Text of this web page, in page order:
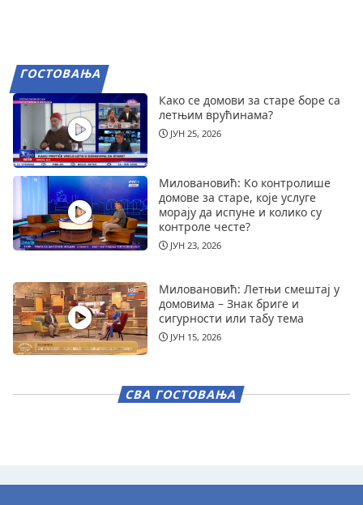
ГОСТОВАЊА
Како се домови за старе боре са
летњим врућинама?
ЈУН 25, 2026
Миловановић: Ко контролише
домове за старе, које услуге
морају да испуне и колико су
контроле честе?
ЈУН 23, 2026
Миловановић: Летњи смештај у
домовима – Знак бриге и
сигурности или табу тема
ЈУН 15, 2026
СВА ГОСТОВАЊА